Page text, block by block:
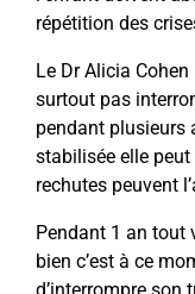
répétition des
Le Dr Alicia
surtout pas
pendant plusieurs
stabilisée elle peut
rechutes peuvent
Pendant 1 an tout
bien c’est à ce